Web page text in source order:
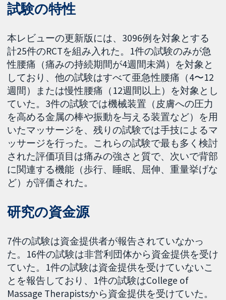
試験の特性
本レビューの更新版には、3096例を対象とする
計25件のRCTを組み入れた。1件の試験のみが急
性腰痛（痛みの持続期間が4週間未満）を対象と
しており、他の試験はすべて亜急性腰痛（4〜12
週間）または慢性腰痛（12週間以上）を対象とし
ていた。3件の試験では機械装置（皮膚への圧力
を高める金属の棒や振動を与える装置など）を用
いたマッサージを、残りの試験では手技によるマ
ッサージを行った。これらの試験で最も多く検討
された評価項目は痛みの強さと質で、次いで背部
に関連する機能（歩行、睡眠、屈伸、重量挙げな
ど）が評価された。
研究の資金源
7件の試験は資金提供者が報告されていなかっ
た。16件の試験は非営利団体から資金提供を受け
ていた。1件の試験は資金提供を受けていないこ
とを報告しており、1件の試験はCollege of
Massage Therapistsから資金提供を受けていた。